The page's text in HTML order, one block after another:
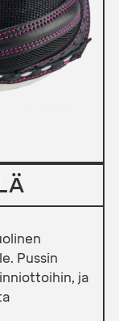
Pussin
ja